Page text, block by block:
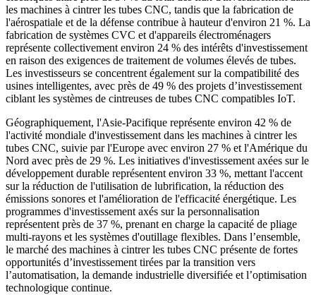
les machines à cintrer les tubes CNC, tandis que la fabrication de
l'aérospatiale et de la défense contribue à hauteur d'environ 21 %. La
fabrication de systèmes CVC et d'appareils électroménagers
représente collectivement environ 24 % des intérêts d'investissement
en raison des exigences de traitement de volumes élevés de tubes.
Les investisseurs se concentrent également sur la compatibilité des
usines intelligentes, avec près de 49 % des projets d’investissement
ciblant les systèmes de cintreuses de tubes CNC compatibles IoT.
Géographiquement, l'Asie-Pacifique représente environ 42 % de
l'activité mondiale d'investissement dans les machines à cintrer les
tubes CNC, suivie par l'Europe avec environ 27 % et l'Amérique du
Nord avec près de 29 %. Les initiatives d'investissement axées sur le
développement durable représentent environ 33 %, mettant l'accent
sur la réduction de l'utilisation de lubrification, la réduction des
émissions sonores et l'amélioration de l'efficacité énergétique. Les
programmes d'investissement axés sur la personnalisation
représentent près de 37 %, prenant en charge la capacité de pliage
multi-rayons et les systèmes d'outillage flexibles. Dans l’ensemble,
le marché des machines à cintrer les tubes CNC présente de fortes
opportunités d’investissement tirées par la transition vers
l’automatisation, la demande industrielle diversifiée et l’optimisation
technologique continue.